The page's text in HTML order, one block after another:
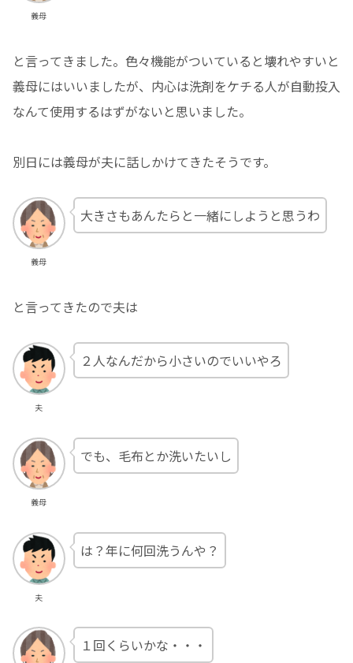
義母
と言ってきました。色々機能がついていると壊れやすいと
義母にはいいましたが、内心は洗剤をケチる人が自動投入
なんて使用するはずがないと思いました。
別日には義母が夫に話しかけてきたそうです。
義母
大きさもあんたらと一緒にしようと思うわ
と言ってきたので夫は
夫
２人なんだから小さいのでいいやろ
義母
でも、毛布とか洗いたいし
夫
は？年に何回洗うんや？
１回くらいかな・・・